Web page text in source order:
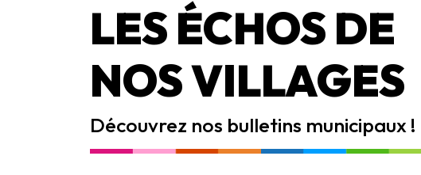
LES ÉCHOS DE
NOS VILLAGES
Découvrez nos bulletins municipaux !